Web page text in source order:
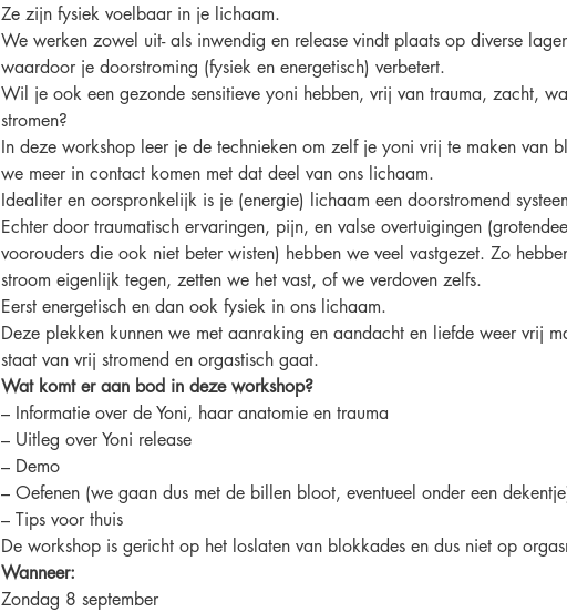
Ze zijn fysiek voelbaar in je lichaam.
We werken zowel uit- als inwendig en release vindt plaats op diverse
waardoor je doorstroming (fysiek en energetisch) verbetert.
Wil je ook een gezonde sensitieve yoni hebben, vrij van trauma, zacht,
stromen?
In deze workshop leer je de technieken om zelf je yoni vrij te maken van
we meer in contact komen met dat deel van ons lichaam.
Idealiter en oorspronkelijk is je (energie) lichaam een doorstromend
Echter door traumatisch ervaringen, pijn, en valse overtuigingen
voorouders die ook niet beter wisten) hebben we veel vastgezet. Zo
stroom eigenlijk tegen, zetten we het vast, of we verdoven zelfs.
Eerst energetisch en dan ook fysiek in ons lichaam.
Deze plekken kunnen we met aanraking en aandacht en liefde weer vrij
staat van vrij stromend en orgastisch gaat.
Wat komt er aan bod in deze workshop?
– Informatie over de Yoni, haar anatomie en trauma
– Uitleg over Yoni release
– Demo
– Oefenen (we gaan dus met de billen bloot, eventueel onder een
– Tips voor thuis
De workshop is gericht op het loslaten van blokkades en dus niet op
Wanneer:
Zondag 8 september